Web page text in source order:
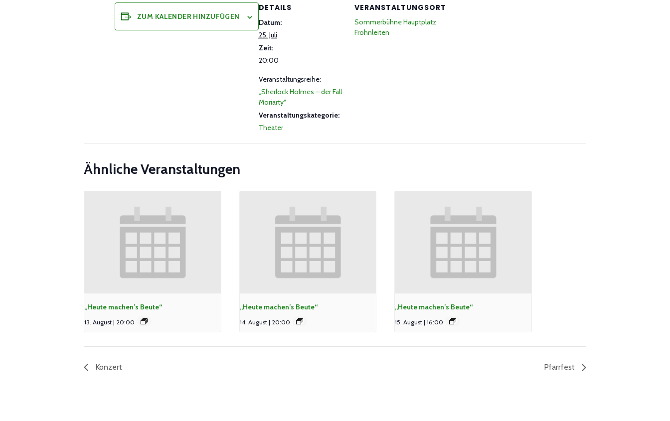
ZUM KALENDER HINZUFÜGEN
DETAILS
Datum:
25. Juli
Zeit:
20:00
Veranstaltungsreihe:
„Sherlock Holmes – der Fall
Moriarty“
Veranstaltungskategorie:
Theater
VERANSTALTUNGSORT
Sommerbühne Hauptplatz
Frohnleiten
Ähnliche Veranstaltungen
„Heute machen’s Beute“
13. August | 20:00
„Heute machen’s Beute“
14. August | 20:00
„Heute machen’s Beute“
15. August | 16:00
Konzert Pfarrfest